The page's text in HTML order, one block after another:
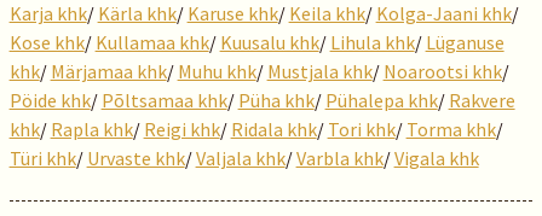
Karja khk/ Kärla khk/ Karuse khk/ Keila khk/ Kolga-Jaani khk/
Kose khk/ Kullamaa khk/ Kuusalu khk/ Lihula khk/ Lüganuse
khk/ Märjamaa khk/ Muhu khk/ Mustjala khk/ Noarootsi khk/
Pöide khk/ Põltsamaa khk/ Püha khk/ Pühalepa khk/ Rakvere
khk/ Rapla khk/ Reigi khk/ Ridala khk/ Tori khk/ Torma khk/
Türi khk/ Urvaste khk/Valjala khk/Varbla khk/Vigala khk